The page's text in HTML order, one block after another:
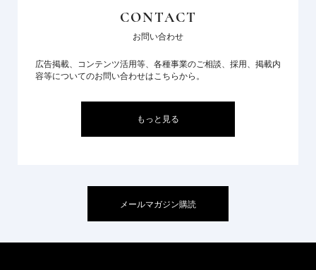
CONTACT
お問い合わせ
広告掲載、コンテンツ活用等、各種事業のご相談、採用、掲載内
容等についてのお問い合わせはこちらから。
もっと見る
メールマガジン購読